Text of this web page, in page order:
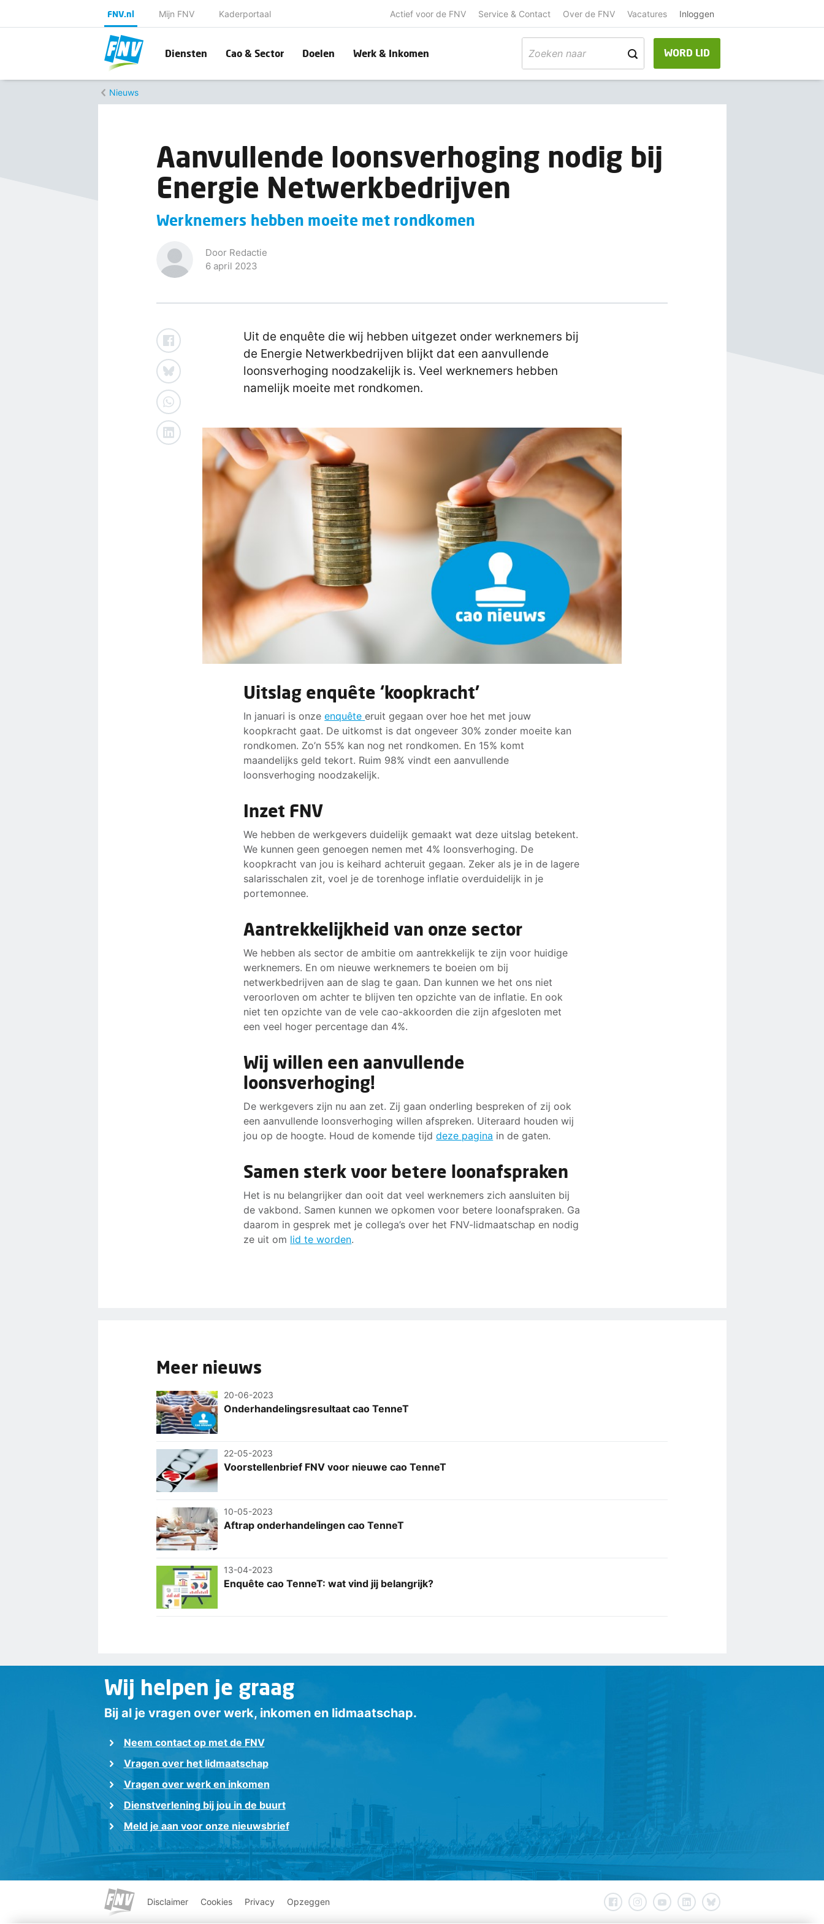
FNV.nl Mijn FNV Kaderportaal Actief voor de FNV Service & Contact Over de FNV Vacatures Inloggen
Diensten Cao & Sector Doelen Werk & Inkomen WORD LID
Nieuws
Aanvullende loonsverhoging nodig bij
Energie Netwerkbedrijven
Werknemers hebben moeite met rondkomen
Door Redactie
6 april 2023
Uit de enquête die wij hebben uitgezet onder werknemers bij
de Energie Netwerkbedrijven blijkt dat een aanvullende
loonsverhoging noodzakelijk is. Veel werknemers hebben
namelijk moeite met rondkomen.
Uitslag enquête ‘koopkracht’
In januari is onzeenquête eruit gegaan over hoe het met jouw
koopkracht gaat. De uitkomst is dat ongeveer 30% zonder moeite kan
rondkomen. Zo’n 55% kan nog net rondkomen. En 15% komt
maandelijks geld tekort. Ruim 98% vindt een aanvullende
loonsverhoging noodzakelijk.
Inzet FNV
We hebben de werkgevers duidelijk gemaakt wat deze uitslag betekent.
We kunnen geen genoegen nemen met 4% loonsverhoging. De
koopkracht van jou is keihard achteruit gegaan. Zeker als je in de lagere
salarisschalen zit, voel je de torenhoge inflatie overduidelijk in je
portemonnee.
Aantrekkelijkheid van onze sector
We hebben als sector de ambitie om aantrekkelijk te zijn voor huidige
werknemers. En om nieuwe werknemers te boeien om bij
netwerkbedrijven aan de slag te gaan. Dan kunnen we het ons niet
veroorloven om achter te blijven ten opzichte van de inflatie. En ook
niet ten opzichte van de vele cao-akkoorden die zijn afgesloten met
een veel hoger percentage dan 4%.
Wij willen een aanvullende
loonsverhoging!
De werkgevers zijn nu aan zet. Zij gaan onderling bespreken of zij ook
een aanvullende loonsverhoging willen afspreken. Uiteraard houden wij
jou op de hoogte. Houd de komende tijddeze pagina in de gaten.
Samen sterk voor betere loonafspraken
Het is nu belangrijker dan ooit dat veel werknemers zich aansluiten bij
de vakbond. Samen kunnen we opkomen voor betere loonafspraken. Ga
daarom in gesprek met je collega’s over het FNV-lidmaatschap en nodig
ze uit om lid te worden.
Meer nieuws
20-06-2023
Onderhandelingsresultaat cao TenneT
22-05-2023
Voorstellenbrief FNV voor nieuwe cao TenneT
10-05-2023
Aftrap onderhandelingen cao TenneT
13-04-2023
Enquête cao TenneT: wat vind jij belangrijk?
Wij helpen je graag
Bij al je vragen over werk, inkomen en lidmaatschap.
Neem contact op met de FNV
Vragen over het lidmaatschap
Vragen over werk en inkomen
Dienstverlening bij jou in de buurt
Meld je aan voor onze nieuwsbrief
Disclaimer Cookies Privacy Opzeggen